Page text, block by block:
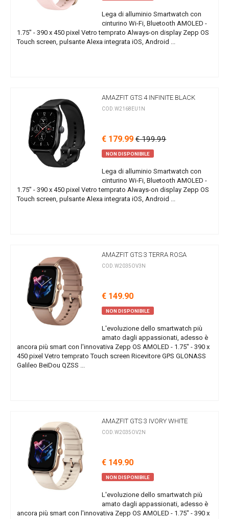
Lega di alluminio Smartwatch con
cinturino Wi-Fi, Bluetooth AMOLED -
1.75" - 390 x 450 pixel Vetro temprato Always-on display Zepp OS
Touch screen, pulsante Alexa integrata iOS, Android ...
AMAZFIT GTS 4 INFINITE BLACK
COD.W2168EU1N
€ 179.99 € 199.99
NON DISPONIBILE
Lega di alluminio Smartwatch con
cinturino Wi-Fi, Bluetooth AMOLED -
1.75" - 390 x 450 pixel Vetro temprato Always-on display Zepp OS
Touch screen, pulsante Alexa integrata iOS, Android ...
AMAZFIT GTS 3 TERRA ROSA
COD.W2035OV3N
€ 149.90
NON DISPONIBILE
L'evoluzione dello smartwatch più
amato dagli appassionati, adesso è
ancora più smart con l'innovativa Zepp OS AMOLED - 1.75" - 390 x
450 pixel Vetro temprato Touch screen Ricevitore GPS GLONASS
Galileo BeiDou QZSS ...
AMAZFIT GTS 3 IVORY WHITE
COD.W2035OV2N
€ 149.90
NON DISPONIBILE
L'evoluzione dello smartwatch più
amato dagli appassionati, adesso è
ancora più smart con l'innovativa Zepp OS AMOLED - 1.75" - 390 x